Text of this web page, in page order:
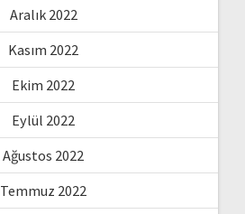
Aralık 2022
Kasım 2022
Ekim 2022
Eylül 2022
Ağustos 2022
Temmuz 2022